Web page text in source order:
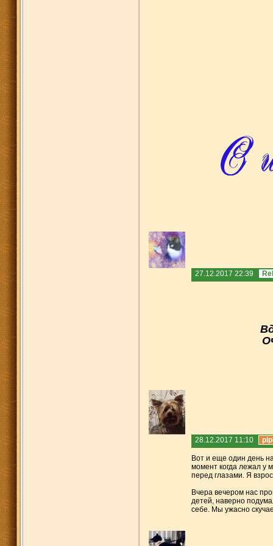
27.12.2017 22:39
28.12.2017 11:10
Вот и еще один день
момент когда лежал у
перед глазами. Я
Вчера вечером нас
детей, наверно
себе. Мы ужасно